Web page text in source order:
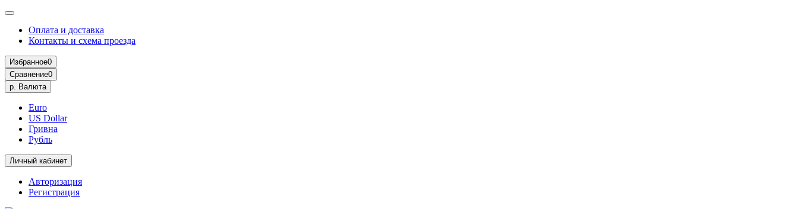
Оплата и доставка
Контакты и схема проезда
Избранное0
Сравнение0
р. Валюта
Euro
US Dollar
Гривна
Рубль
Личный кабинет
Авторизация
Регистрация